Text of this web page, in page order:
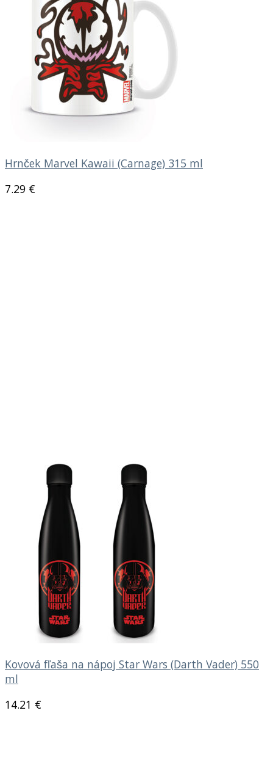
Hrnček Marvel Kawaii (Carnage) 315 ml
7.29 €
Kovová fľaša na nápoj Star Wars (Darth Vader) 550
ml
14.21 €